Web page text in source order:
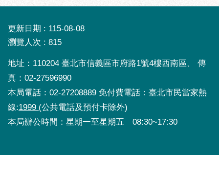
式
本
局
暨
所
各
處
聯
絡
電
更新日期
115-08-08
瀏覽人次
815
地址：110204 臺北市信義區市府路1號4樓西南區、 傳
真：02-27596990
本局電話：02-27208889 免付費電話：臺北市民當家熱
線:1999 (公共電話及預付卡除外)
本局辦公時間：星期一至星期五 08:30~17:30